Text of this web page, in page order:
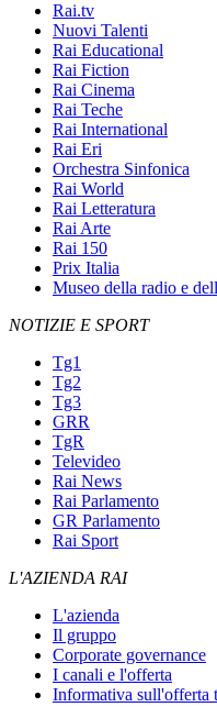
Rai.tv
Nuovi Talenti
Rai Educational
Rai Fiction
Rai Cinema
Rai Teche
Rai International
Rai Eri
Orchestra Sinfonica
Rai World
Rai Letteratura
Rai Arte
Rai 150
Prix Italia
Museo della radio e
NOTIZIE E SPORT
Tg1
Tg2
Tg3
GRR
TgR
Televideo
Rai News
Rai Parlamento
GR Parlamento
Rai Sport
L'AZIENDA RAI
L'azienda
Il gruppo
Corporate governance
I canali e l'offerta
Informativa sull'offerta